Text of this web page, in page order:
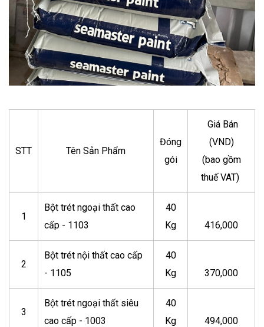
STT Tên Sản Phẩm
Đóng
gói
Giá Bán
(VND)
(bao gồm
thuế VAT)
1
Bột trét ngoại thất cao
cấp - 1103
40
Kg
416,000
2
Bột trét nội thất cao cấp
- 1105
40
Kg
370,000
3
Bột trét ngoại thất siêu
cao cấp - 1003
40
Kg
494,000